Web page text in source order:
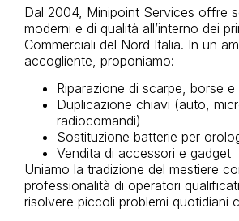
Dal 2004, Minipoint Services offre
moderni e di qualità all’interno dei
Commerciali del Nord Italia. In un
accogliente, proponiamo:
Riparazione di scarpe, borse
Duplicazione chiavi (auto,
radiocomandi)
Sostituzione batterie per
Vendita di accessori e gadget
Uniamo la tradizione del mestiere
professionalità di operatori
risolvere piccoli problemi quotidiani